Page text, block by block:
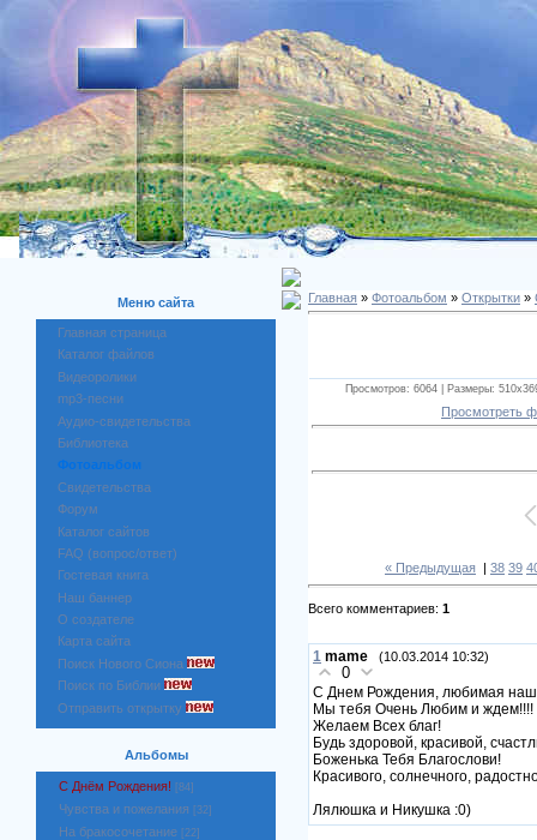
Меню сайта
Главная страница
Каталог файлов
Видеоролики
mp3-песни
Аудио-свидетельства
Библиотека
Фотоальбом
Свидетельства
Форум
Каталог сайтов
FAQ (вопрос/ответ)
Гостевая книга
Наш баннер
О создателе
Карта сайта
Поиск Нового Сиона
Поиск по Библии
Отправить открытку
Альбомы
С Днём Рождения! [84]
Чувства и пожелания [32]
На бракосочетание [22]
Главная » Фотоальбом » Открытки »
Просмотров: 6064 | Размеры:
Просмотреть
« Предыдущая | 38 39
Всего комментариев: 1
1 mame (10.03.2014 10:32)
0
С Днем Рождения, любимая
Мы тебя Очень Любим и ждем!!!!
Желаем Всех благ!
Будь здоровой, красивой,
Боженька Тебя Благослови!
Красивого, солнечного,
Лялюшка и Никушка :0)